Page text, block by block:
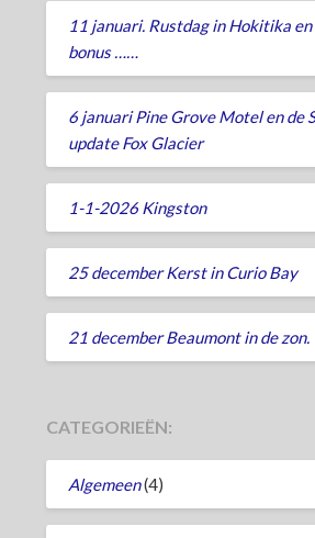
11 januari. Rustdag in Hokitika en
bonus ……
6 januari Pine Grove Motel en de
update Fox Glacier
1-1-2026 Kingston
25 december Kerst in Curio Bay
21 december Beaumont in de zon.
CATEGORIEËN:
Algemeen(4)